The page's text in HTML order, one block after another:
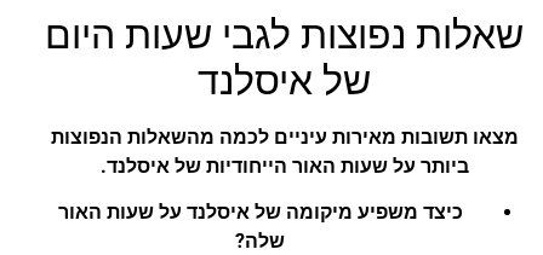
שאלות נפוצות לגבי שעות היום
של איסלנד
מצאו תשובות מאירות עיניים לכמה מהשאלות הנפוצות
ביותר על שעות האור הייחודיות של איסלנד.
כיצד משפיע מיקומה של איסלנד על שעות האור
שלה?